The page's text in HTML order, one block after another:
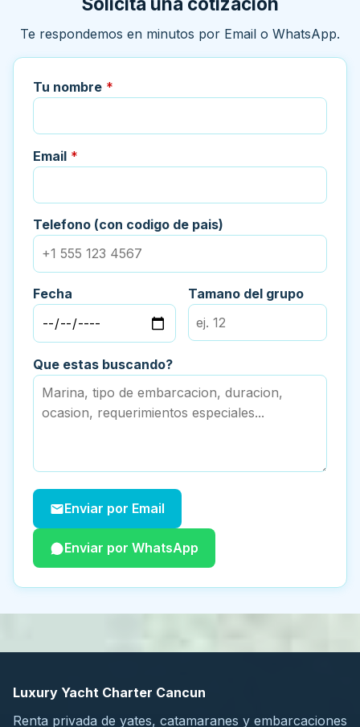
Te respondemos en minutos por Email o WhatsApp.
Tu nombre *
Email *
Telefono (con codigo de pais)
Fecha Tamano del grupo
Que estas buscando?
Enviar por Email
Enviar por WhatsApp
Luxury Yacht Charter Cancun
Renta privada de yates, catamaranes y embarcaciones